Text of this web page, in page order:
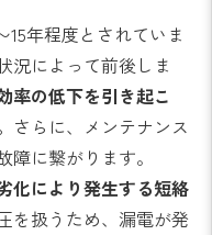
年程度とされていま
況によって前後しま
率の低下を引き起こ
さらに、メンテナンス
に繋がります。
化により発生する短絡
を扱うため、漏電が発